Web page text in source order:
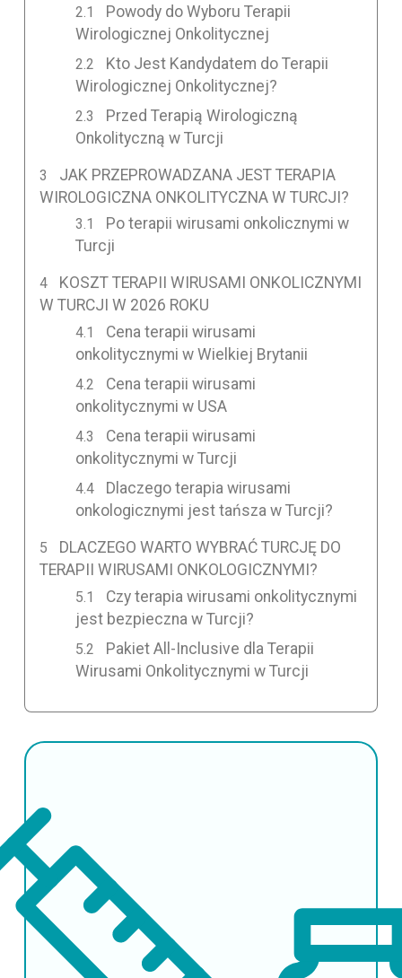
Powody do Wyboru Terapii
Wirologicznej Onkolitycznej
Kto Jest Kandydatem do Terapii
Wirologicznej Onkolitycznej?
Przed Terapią Wirologiczną
Onkolityczną w Turcji
JAK PRZEPROWADZANA JEST TERAPIA
WIROLOGICZNA ONKOLITYCZNA W TURCJI?
Po terapii wirusami onkolicznymi w
Turcji
KOSZT TERAPII WIRUSAMI ONKOLICZNYMI
W TURCJI W 2026 ROKU
Cena terapii wirusami
onkolitycznymi w Wielkiej Brytanii
Cena terapii wirusami
onkolitycznymi w USA
Cena terapii wirusami
onkolitycznymi w Turcji
Dlaczego terapia wirusami
onkologicznymi jest tańsza w Turcji?
DLACZEGO WARTO WYBRAĆ TURCJĘ DO
TERAPII WIRUSAMI ONKOLOGICZNYMI?
Czy terapia wirusami onkolitycznymi
jest bezpieczna w Turcji?
Pakiet All-Inclusive dla Terapii
Wirusami Onkolitycznymi w Turcji